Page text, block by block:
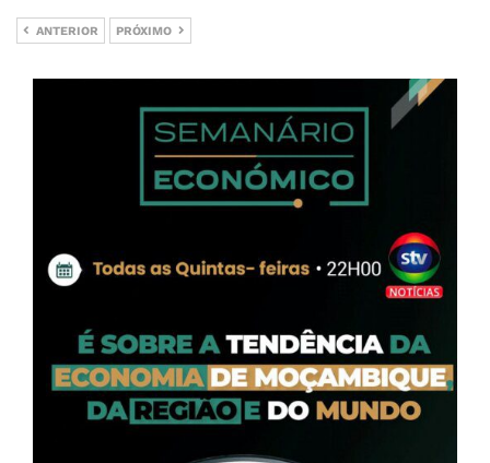
ANTERIOR PRÓXIMO